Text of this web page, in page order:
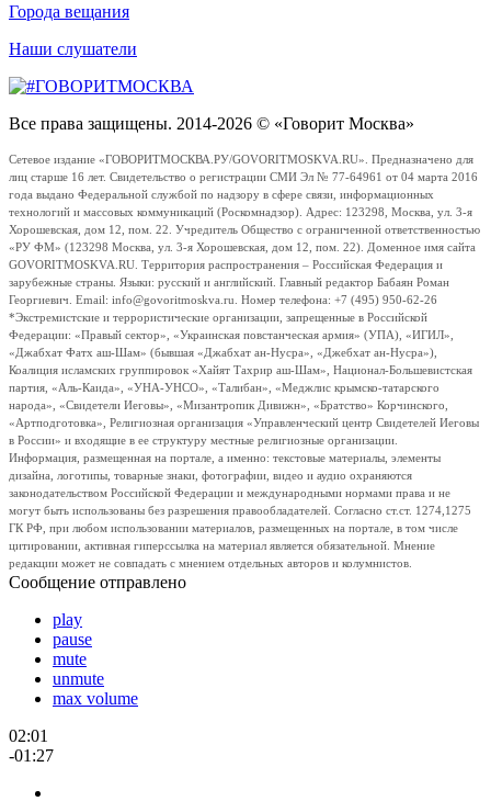
Города вещания
Наши слушатели
Все права защищены. 2014-2026 © «Говорит Москва»
Сетевое издание «ГОВОРИТМОСКВА.РУ/GOVORITMOSKVA.RU». Предназначено для
лиц старше 16 лет. Свидетельство о регистрации СМИ Эл № 77-64961 от 04 марта 2016
года выдано Федеральной службой по надзору в сфере связи, информационных
технологий и массовых коммуникаций (Роскомнадзор). Адрес: 123298, Москва, ул. 3-я
Хорошевская, дом 12, пом. 22. Учредитель Общество с ограниченной ответственностью
«РУ ФМ» (123298 Москва, ул. 3-я Хорошевская, дом 12, пом. 22). Доменное имя сайта
GOVORITMOSKVA.RU. Территория распространения – Российская Федерация и
зарубежные страны. Языки: русский и английский. Главный редактор Бабаян Роман
Георгиевич. Email: info@govoritmoskva.ru. Номер телефона: +7 (495) 950-62-26
*Экстремистские и террористические организации, запрещенные в Российской
Федерации: «Правый сектор», «Украинская повстанческая армия» (УПА), «ИГИЛ»,
«Джабхат Фатх аш-Шам» (бывшая «Джабхат ан-Нусра», «Джебхат ан-Нусра»),
Коалиция исламских группировок «Хайят Тахрир аш-Шам», Национал-Большевистская
партия, «Аль-Каида», «УНА-УНСО», «Талибан», «Меджлис крымско-татарского
народа», «Свидетели Иеговы», «Мизантропик Дивижн», «Братство» Корчинского,
«Артподготовка», Религиозная организация «Управленческий центр Свидетелей Иеговы
в России» и входящие в ее структуру местные религиозные организации.
Информация, размещенная на портале, а именно: текстовые материалы, элементы
дизайна, логотипы, товарные знаки, фотографии, видео и аудио охраняются
законодательством Российской Федерации и международными нормами права и не
могут быть использованы без разрешения правообладателей. Согласно ст.ст. 1274,1275
ГК РФ, при любом использовании материалов, размещенных на портале, в том числе
цитировании, активная гиперссылка на материал является обязательной. Мнение
редакции может не совпадать с мнением отдельных авторов и колумнистов.
Сообщение отправлено
play
pause
mute
unmute
max volume
02:01
-01:27